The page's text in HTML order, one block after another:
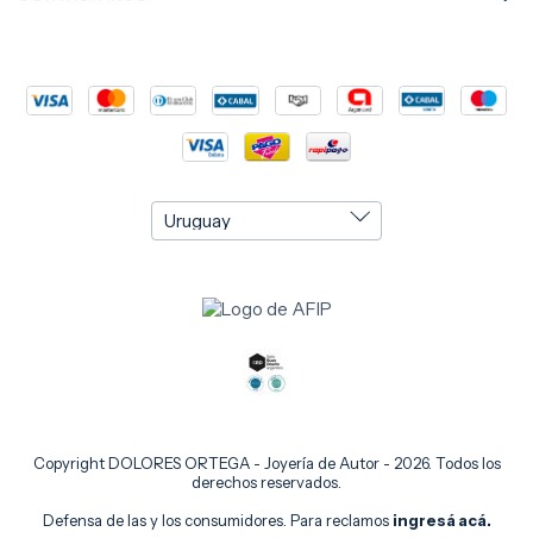
Copyright DOLORES ORTEGA - Joyería de Autor - 2026. Todos los
derechos reservados.
Defensa de las y los consumidores. Para reclamos ingresá acá.